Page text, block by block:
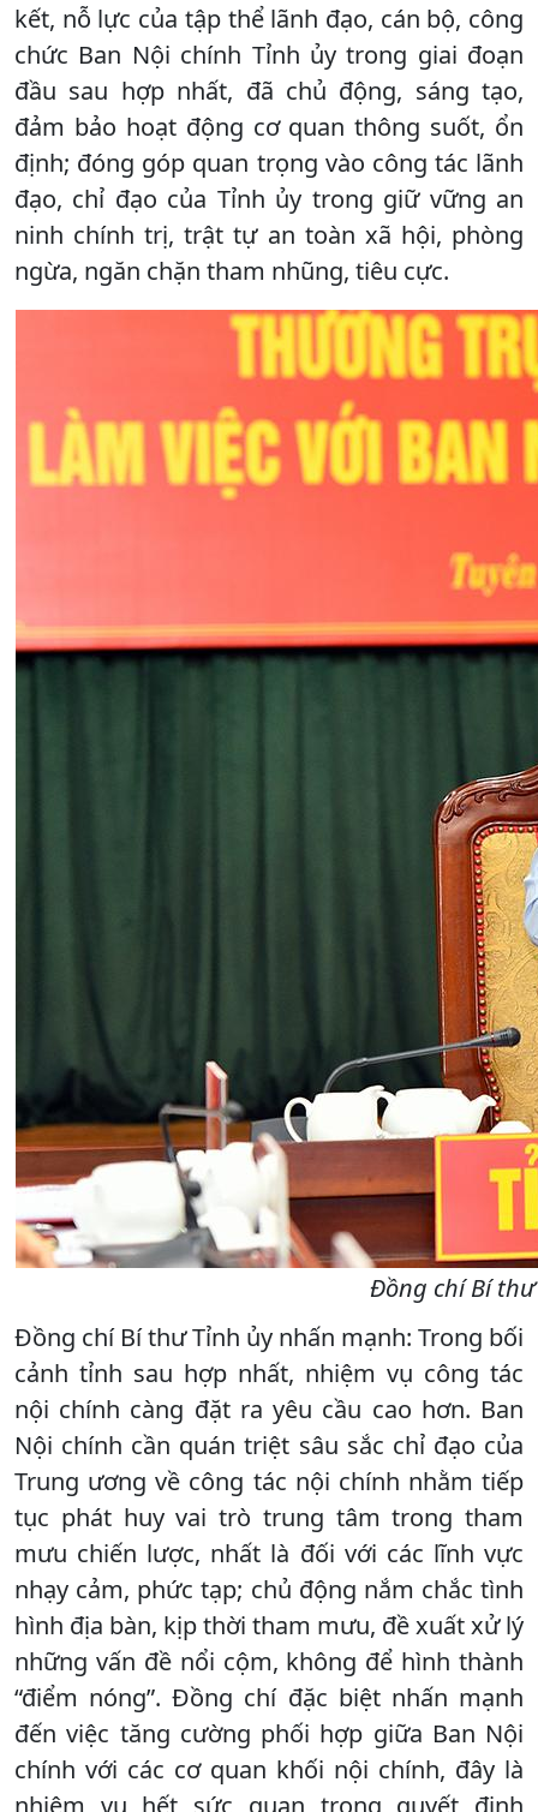
kết, nỗ lực của tập thể lãnh đạo, cán bộ, công
chức Ban Nội chính Tỉnh ủy trong giai đoạn
đầu sau hợp nhất, đã chủ động, sáng tạo,
đảm bảo hoạt động cơ quan thông suốt, ổn
định; đóng góp quan trọng vào công tác lãnh
đạo, chỉ đạo của Tỉnh ủy trong giữ vững an
ninh chính trị, trật tự an toàn xã hội, phòng
ngừa, ngăn chặn tham nhũng, tiêu cực.
Đồng chí Bí
Đồng chí Bí thư Tỉnh ủy nhấn mạnh: Trong bối
cảnh tỉnh sau hợp nhất, nhiệm vụ công tác
nội chính càng đặt ra yêu cầu cao hơn. Ban
Nội chính cần quán triệt sâu sắc chỉ đạo của
Trung ương về công tác nội chính nhằm tiếp
tục phát huy vai trò trung tâm trong tham
mưu chiến lược, nhất là đối với các lĩnh vực
nhạy cảm, phức tạp; chủ động nắm chắc tình
hình địa bàn, kịp thời tham mưu, đề xuất xử lý
những vấn đề nổi cộm, không để hình thành
“điểm nóng”. Đồng chí đặc biệt nhấn mạnh
đến việc tăng cường phối hợp giữa Ban Nội
chính với các cơ quan khối nội chính, đây là
nhiệm vụ hết sức quan trọng quyết định